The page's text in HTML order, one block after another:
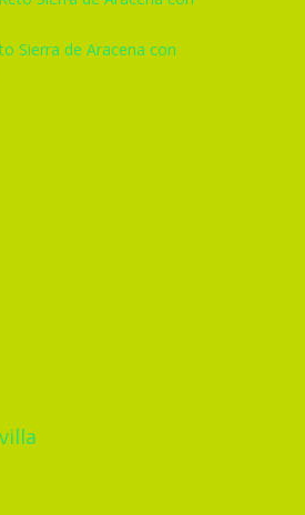
Sierra de Aracena con